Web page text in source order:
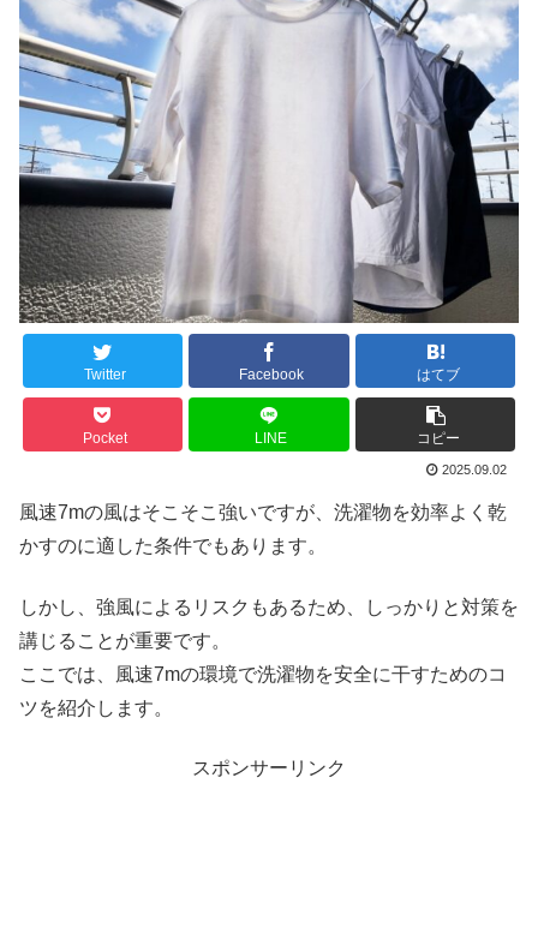
Twitter Facebook はてブ
Pocket LINE コピー
2025.09.02
風速7mの風はそこそこ強いですが、洗濯物を効率よく乾
かすのに適した条件でもあります。
しかし、強風によるリスクもあるため、しっかりと対策を
講じることが重要です。
ここでは、風速7mの環境で洗濯物を安全に干すためのコ
ツを紹介します。
スポンサーリンク